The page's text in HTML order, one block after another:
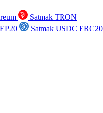
Satmak TRON
Satmak USDC ERC20